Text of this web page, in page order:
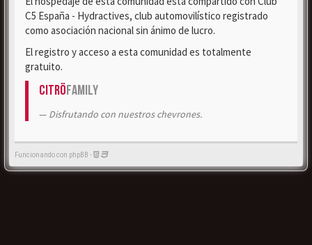
C5 España - Hydractives, club automovilístico registrado
como asociación nacional sin ánimo de lucro.
El registro y acceso a esta comunidad es totalmente
gratuito.
CitröFamily
Disfrutando con nuestros chevrones.
Funcionando con phpBB -